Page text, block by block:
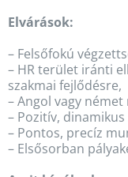
Elvárások:
– Felsőfokú
– HR terület iránti
szakmai fejlődésre,
– Angol vagy
– Pozitív,
– Pontos, precíz
– Elsősorban